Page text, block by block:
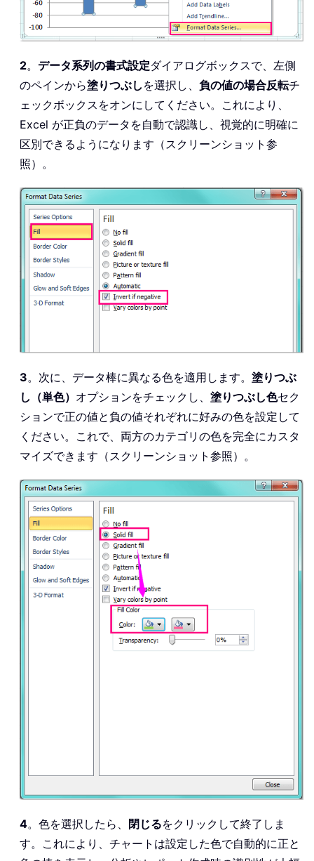
2。 データ系列の書式設定ダイアログボックスで、左側
のペインから塗りつぶし を選択し、 負の値の場合反転チ
ェックボックスをオンにしてください。これにより、
Excel が正負のデータを自動で認識し、視覚的に明確に
区別できるようになります（スクリーンショット参
照）。
3。次に、データ棒に異なる色を適用します。 塗りつぶ
し（単色） オプションをチェックし、 塗りつぶし色セク
ションで正の値と負の値それぞれに好みの色を設定して
ください。これで、両方のカテゴリの色を完全にカスタ
マイズできます（スクリーンショット参照）。
4。色を選択したら、 閉じるをクリックして終了しま
す。これにより、チャートは設定した色で自動的に正と